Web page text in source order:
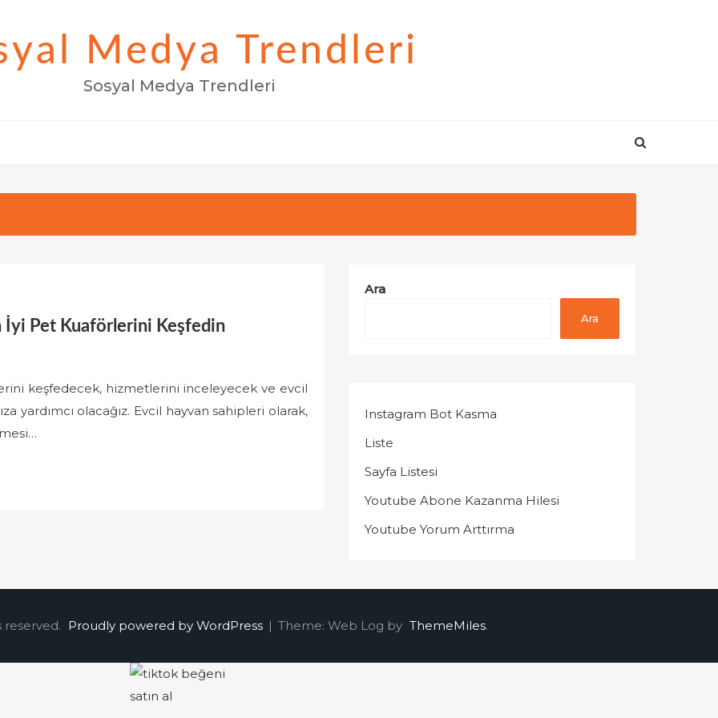
Medya Trendleri
Sosyal Medya Trendleri
İyi Pet Kuaförlerini Keşfedin
keşfedecek, hizmetlerini inceleyecek ve evcil
yardımcı olacağız. Evcil hayvan sahipleri olarak,
Ara
Ara
Instagram Bot Kasma
Liste
Sayfa Listesi
Youtube Abone Kazanma Hilesi
Youtube Yorum Arttırma
Proudly powered by WordPress | Theme: Web Log by ThemeMiles.